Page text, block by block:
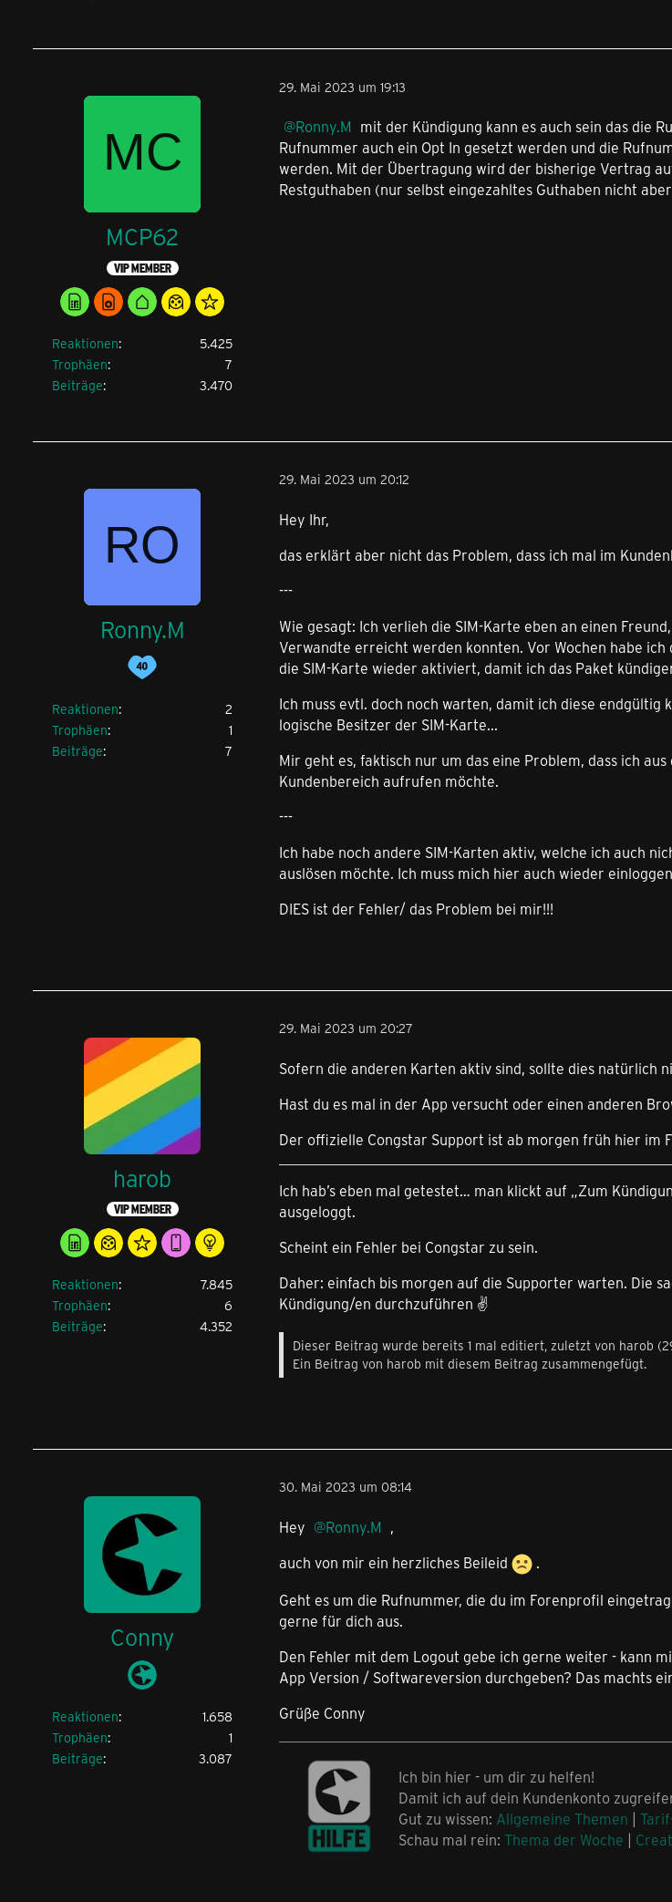
MCP62
VIP MEMBER
Reaktionen
5.425
Trophäen
7
Beiträge
3.470
29. Mai 2023 um 19:13
Ronny.M mit der Kündigung kann es auch sein das die
Rufnummer auch ein Opt In gesetzt werden und die
werden. Mit der Übertragung wird der bisherige Vertrag
Restguthaben (nur selbst eingezahltes Guthaben nicht
Ronny.M
Reaktionen
2
Trophäen
1
Beiträge
7
29. Mai 2023 um 20:12
Hey Ihr,
das erklärt aber nicht das Problem, dass ich mal im
---
Wie gesagt: Ich verlieh die SIM-Karte eben an einen
Verwandte erreicht werden konnten. Vor Wochen habe
die SIM-Karte wieder aktiviert, damit ich das Paket
Ich muss evtl. doch noch warten, damit ich diese
logische Besitzer der SIM-Karte...
Mir geht es, faktisch nur um das eine Problem, dass ich
Kundenbereich aufrufen möchte.
---
Ich habe noch andere SIM-Karten aktiv, welche ich auch
auslösen möchte. Ich muss mich hier auch wieder
DIES ist der Fehler/ das Problem bei mir!!!
harob
VIP MEMBER
Reaktionen
7.845
Trophäen
6
Beiträge
4.352
29. Mai 2023 um 20:27
Sofern die anderen Karten aktiv sind, sollte dies natürlich
Hast du es mal in der App versucht oder einen anderen
Der offizielle Congstar Support ist ab morgen früh hier im
Ich hab’s eben mal getestet… man klickt auf „Zum
ausgeloggt.
Scheint ein Fehler bei Congstar zu sein.
Daher: einfach bis morgen auf die Supporter warten. Die
Kündigung/en durchzuführen ✌️
Dieser Beitrag wurde bereits 1 mal editiert, zuletzt von harob (
Ein Beitrag von harob mit diesem Beitrag zusammengefügt.
Conny
Reaktionen
1.658
Trophäen
1
Beiträge
3.087
30. Mai 2023 um 08:14
Hey Ronny.M ,
auch von mir ein herzliches Beileid
.
Geht es um die Rufnummer, die du im Forenprofil
gerne für dich aus.
Den Fehler mit dem Logout gebe ich gerne weiter - kann
App Version / Softwareversion durchgeben? Das machts
Grüße Conny
Ich bin hier - um dir zu helfen!
Damit ich auf dein Kundenkonto
Gut zu wissen: Allgemeine Themen |
Schau mal rein: Thema der Woche |